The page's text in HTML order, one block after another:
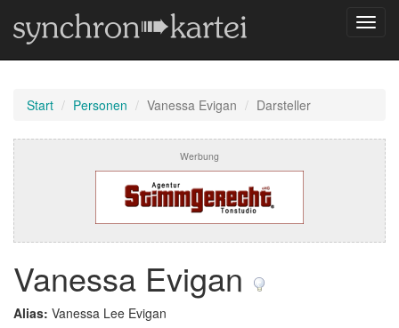
Start Personen Vanessa Evigan Darsteller
Werbung
Vanessa Evigan
Alias: Vanessa Lee Evigan